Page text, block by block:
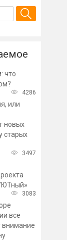
что
4286
или
новых
старых
3497
3083
все